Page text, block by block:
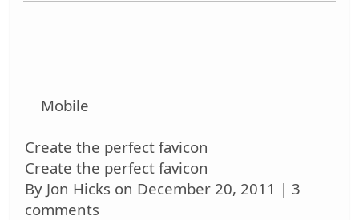
Mobile
Create the perfect favicon
Create the perfect favicon
By Jon Hicks on December 20, 2011 | 3
comments